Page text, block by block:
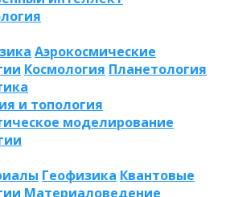
Аэрокосмические
Космология Планетология
и топология
моделирование
Геофизика Квантовые
Материаловедение